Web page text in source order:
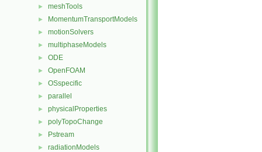
► meshTools
► MomentumTransportModels
► motionSolvers
► multiphaseModels
► ODE
► OpenFOAM
► OSspecific
► parallel
► physicalProperties
► polyTopoChange
► Pstream
► radiationModels